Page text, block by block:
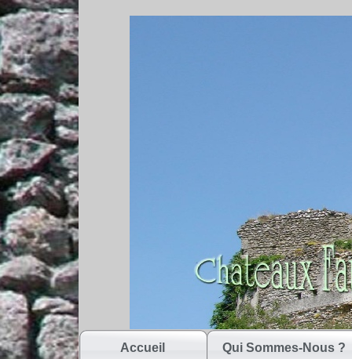
Accueil Qui Sommes-Nous ?